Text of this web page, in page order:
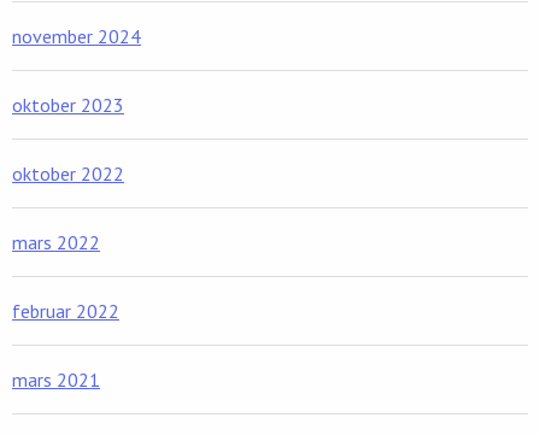
november 2024
oktober 2023
oktober 2022
mars 2022
februar 2022
mars 2021